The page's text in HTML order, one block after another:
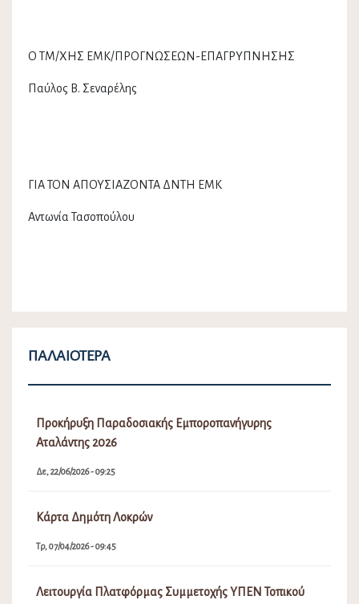
Ο ΤΜ/ΧΗΣ ΕΜΚ/ΠΡΟΓΝΩΣΕΩΝ-ΕΠΑΓΡΥΠΝΗΣΗΣ
Παύλος Β. Σεναρέλης
ΓΙΑ ΤΟΝ ΑΠΟΥΣΙΑΖΟΝΤΑ ΔΝΤΗ ΕΜΚ
Αντωνία Τασοπούλου
ΠΑΛΑΙΌΤΕΡΑ
Προκήρυξη Παραδοσιακής Εμποροπανήγυρης
Αταλάντης 2026
Δε, 22/06/2026 - 09:25
Κάρτα Δημότη Λοκρών
Τρ, 07/04/2026 - 09:45
Λειτουργία Πλατφόρμας Συμμετοχής ΥΠΕΝ Τοπικού